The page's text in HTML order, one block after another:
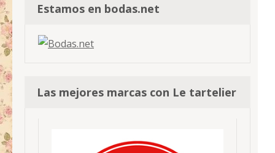
Estamos en bodas.net
Las mejores marcas con Le tartelier